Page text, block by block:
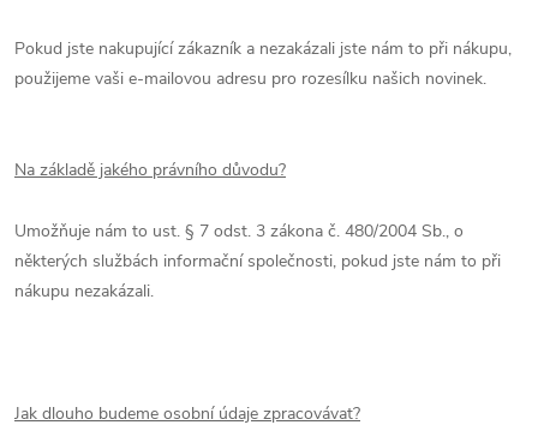
Pokud jste nakupující zákazník a nezakázali jste nám to při nákupu,
použijeme vaši e-mailovou adresu pro rozesílku našich novinek.
Na základě jakého právního důvodu?
Umožňuje nám to ust. § 7 odst. 3 zákona č. 480/2004 Sb., o
některých službách informační společnosti, pokud jste nám to při
nákupu nezakázali.
Jak dlouho budeme osobní údaje zpracovávat?